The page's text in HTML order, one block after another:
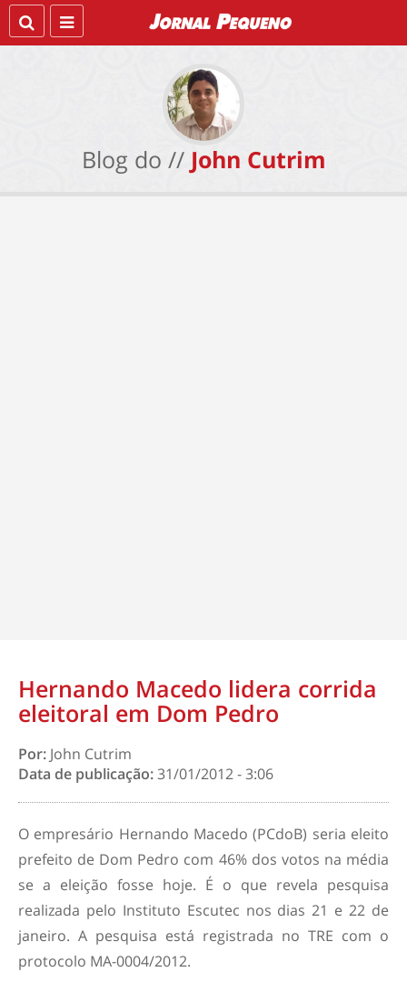
Blog do // John Cutrim
Hernando Macedo lidera corrida
eleitoral em Dom Pedro
Por: John Cutrim
Data de publicação:31/01/2012 - 3:06
O empresário Hernando Macedo (PCdoB) seria eleito
prefeito de Dom Pedro com 46% dos votos na média
se a eleição fosse hoje. É o que revela pesquisa
realizada pelo Instituto Escutec nos dias 21 e 22 de
janeiro. A pesquisa está registrada no TRE com o
protocolo MA-0004/2012.